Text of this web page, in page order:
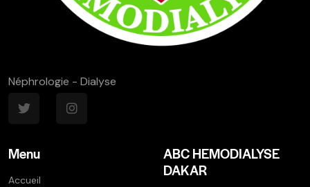
Néphrologie - Dialyse
Menu
Accueil
ABC HEMODIALYSE
DAKAR